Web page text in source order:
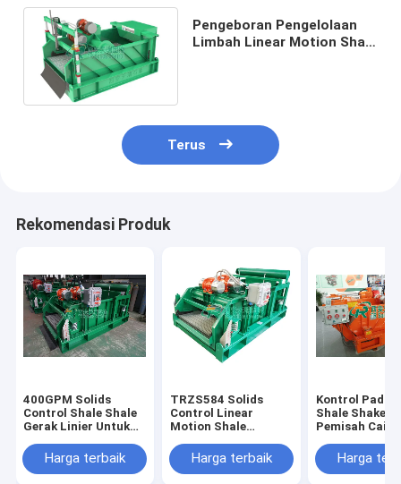
Pengeboran Pengelolaan
Limbah Linear Motion Shale
Terus
Rekomendasi Produk
400GPM Solids
Control Shale Shale
Gerak Linier Untuk
Harga terbaik
TRZS584 Solids
Control Linear
Motion Shale
Horizontal & Gerak
Linear
Harga terbaik
Kontrol
Shale Shaker
Pemisah
Harga